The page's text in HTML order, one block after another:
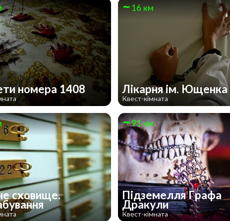
номера 1408
16 км
Лікарня ім. Ющенка
Квест-кімната
сховище.
91 км
Підземелля Графа
Дракули
Квест-кімната